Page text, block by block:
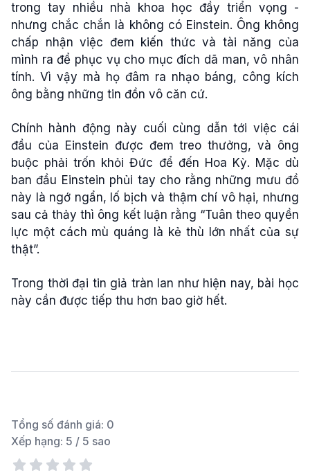
trong tay nhiều nhà khoa học đầy triển vọng -
nhưng chắc chắn là không có Einstein. Ông không
chấp nhận việc đem kiến thức và tài năng của
mình ra để phục vụ cho mục đích dã man, vô nhân
tính. Vì vậy mà họ đâm ra nhạo báng, công kích
ông bằng những tin đồn vô căn cứ.
Chính hành động này cuối cùng dẫn tới việc cái
đầu của Einstein được đem treo thưởng, và ông
buộc phải trốn khỏi Đức để đến Hoa Kỳ. Mặc dù
ban đầu Einstein phủi tay cho rằng những mưu đồ
này là ngớ ngẩn, lố bịch và thậm chí vô hại, nhưng
sau cả thảy thì ông kết luận rằng “Tuân theo quyền
lực một cách mù quáng là kẻ thù lớn nhất của sự
thật”.
Trong thời đại tin giả tràn lan như hiện nay, bài học
này cần được tiếp thu hơn bao giờ hết.
Tổng số đánh giá: 0
Xếp hạng: 5 / 5 sao